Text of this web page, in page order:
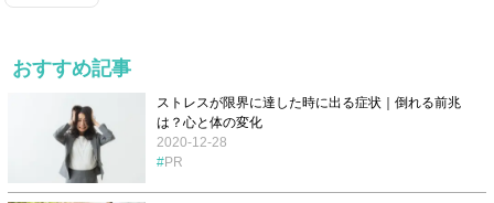
おすすめ記事
ストレスが限界に達した時に出る症状｜倒れる前兆
は？心と体の変化
2020-12-28
PR